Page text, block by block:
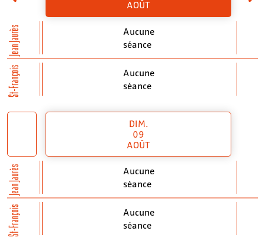
Jean Jaurès
St-François
AOÛT
Aucune
séance
Aucune
séance
Jean Jaurès
St-François
DIM.
09
AOÛT
Aucune
séance
Aucune
séance